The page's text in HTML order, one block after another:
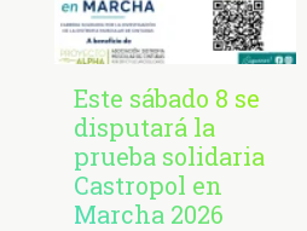
Este sábado 8 se
disputará la
prueba solidaria
Castropol en
Marcha 2026